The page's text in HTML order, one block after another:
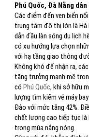
Phú Quốc, Đà Nẵng
Các điểm đến ven biển
trung tâm đô thị lớn là Hà
dẫn đầu làn sóng du lịch
có xu hướng lựa chọn
với hạ tầng giao thông
Không khó để nhận ra,
tăng trưởng mạnh mẽ
có Phú Quốc, khi sở hữu
lượng tìm kiếm vé máy
Đảo với mức tăng 42%.
chất lượng cao tiếp tục là
trong mùa nắng nóng.